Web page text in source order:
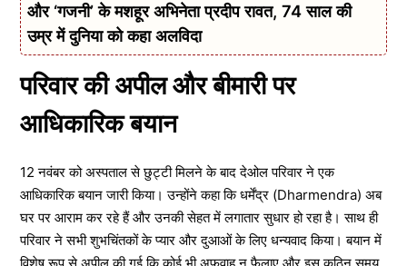
और ‘गजनी’ के मशहूर अभिनेता प्रदीप रावत, 74 साल की
उम्र में दुनिया को कहा अलविदा
परिवार की अपील और बीमारी पर
आधिकारिक बयान
12 नवंबर को अस्पताल से छुट्टी मिलने के बाद देओल परिवार ने एक
आधिकारिक बयान जारी किया। उन्होंने कहा कि धर्मेंद्र (Dharmendra) अब
घर पर आराम कर रहे हैं और उनकी सेहत में लगातार सुधार हो रहा है। साथ ही
परिवार ने सभी शुभचिंतकों के प्यार और दुआओं के लिए धन्यवाद किया। बयान में